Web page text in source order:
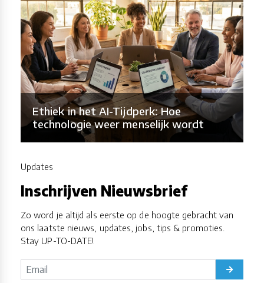
Ethiek in het AI-Tijdperk: Hoe
technologie weer menselijk wordt
Updates
Inschrijven Nieuwsbrief
Zo word je altijd als eerste op de hoogte gebracht van
ons laatste nieuws, updates, jobs, tips & promoties.
Stay UP-TO-DATE!